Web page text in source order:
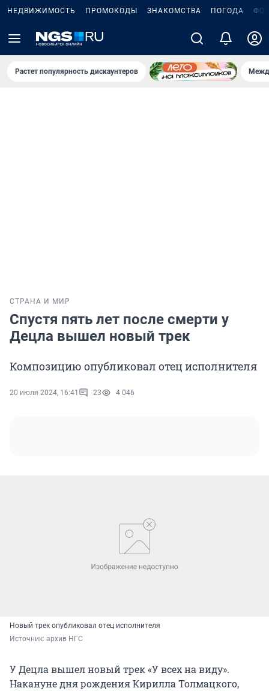
НЕДВИЖИМОСТЬ ПРОМОКОДЫ ЗНАКОМСТВА ПОГОДА
Растет популярность дискаунтеров
СТРАНА И МИР
Спустя пять лет после смерти у
Децла вышел новый трек
Композицию опубликовал отец исполнителя
20 июля 2024, 16:41 23 4 046
Новый трек опубликовал отец исполнителя
Источник: архив НГС
У Децла вышел новый трек «У всех на виду».
Накануне дня рождения Кирилла Толмацкого,